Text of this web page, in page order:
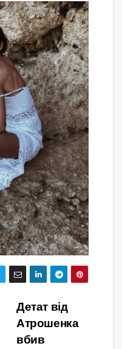
Детат від
Атрошенка
вбив